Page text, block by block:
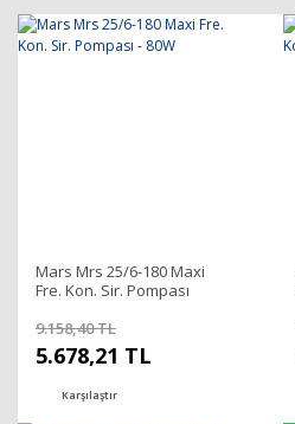
Mars Mrs 25/6-180 Maxi
Fre. Kon. Sir. Pompası
9.158,40 TL
5.678,21 TL
Karşılaştır